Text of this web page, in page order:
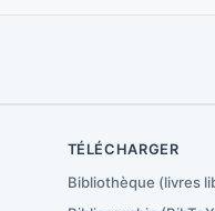
TÉLÉCHARGER
Bibliothèque (livres